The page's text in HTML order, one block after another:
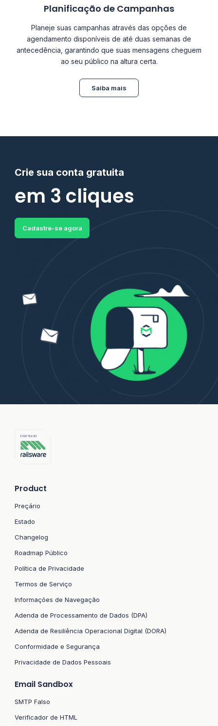
Planificação de Campanhas
Planeje suas campanhas através das opções de
agendamento disponíveis de até duas semanas de
antecedência, garantindo que suas mensagens cheguem
ao seu público na altura certa.
Saiba mais
Crie sua conta gratuita
em 3 cliques
Cadastre-se agora
Product
Preçário
Estado
Changelog
Roadmap Público
Política de Privacidade
Termos de Serviço
Informações de Navegação
Adenda de Processamento de Dados (DPA)
Adenda de Resiliência Operacional Digital (DORA)
Conformidade e Segurança
Privacidade de Dados Pessoais
Email Sandbox
SMTP Falso
Verificador de HTML